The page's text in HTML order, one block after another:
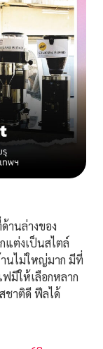
านล่างของ
แต่งเป็นสไตล์
านไม่ใหญ่มาก มีที่
มีให้เลือกหลาก
ชาติดี ฟีลได้